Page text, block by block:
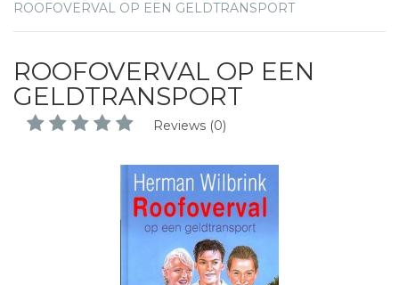
ROOFOVERVAL OP EEN GELDTRANSPORT
ROOFOVERVAL OP EEN
GELDTRANSPORT
Reviews (0)